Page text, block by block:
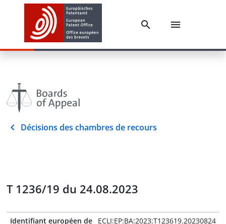
Décisions des chambres de recours
T 1236/19 du 24.08.2023
Identifiant européen de
ECLI:EP:BA:2023:T123619.20230824